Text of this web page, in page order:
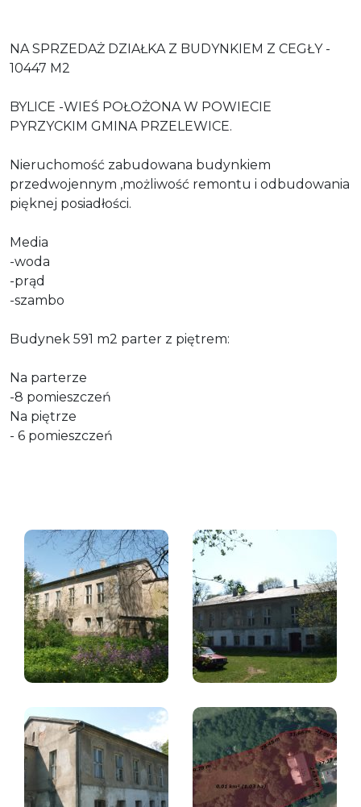
NA SPRZEDAŻ DZIAŁKA Z BUDYNKIEM Z CEGŁY -
10447 M2
BYLICE -WIEŚ POŁOŻONA W POWIECIE
PYRZYCKIM GMINA PRZELEWICE.
Nieruchomość zabudowana budynkiem
przedwojennym ,możliwość remontu i odbudowania
pięknej posiadłości.
Media
-woda
-prąd
-szambo
Budynek 591 m2 parter z piętrem:
Na parterze
-8 pomieszczeń
Na piętrze
- 6 pomieszczeń